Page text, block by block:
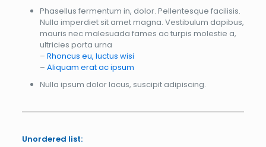
Phasellus fermentum in, dolor. Pellentesque facilisis.
Nulla imperdiet sit amet magna. Vestibulum dapibus,
mauris nec malesuada fames ac turpis molestie a,
ultricies porta urna
– Rhoncus eu, luctus wisi
– Aliquam erat ac ipsum
Nulla ipsum dolor lacus, suscipit adipiscing.
Unordered list: